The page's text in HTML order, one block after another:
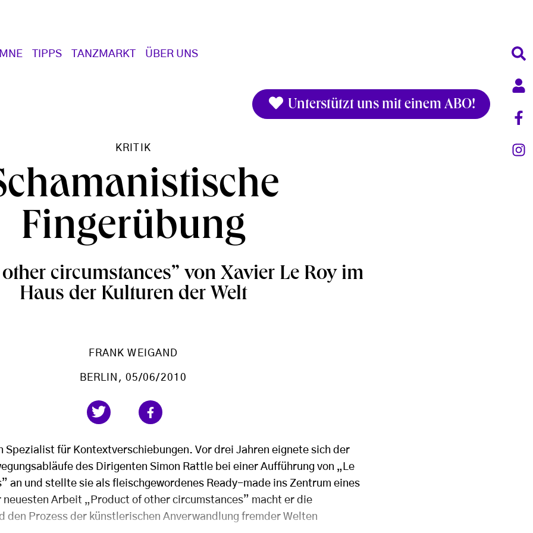
TIPPS TANZMARKT ÜBER UNS
Unterstützt uns mit einem ABO!
KRITIK
Fingerübung
circumstances” von Xavier Le Roy im
Haus der Kulturen der Welt
FRANK WEIGAND
BERLIN , 05/06/2010
Spezialist für Kontextverschiebungen. Vor drei Jahren eignete sich der
des Dirigenten Simon Rattle bei einer Aufführung von „Le
an und stellte sie als fleischgewordenes Ready-made ins Zentrum eines
neuesten Arbeit „Product of other circumstances” macht er die
den Prozess der künstlerischen Anverwandlung fremder Welten